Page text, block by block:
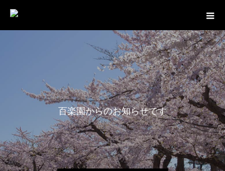
百楽園からのお知らせです。